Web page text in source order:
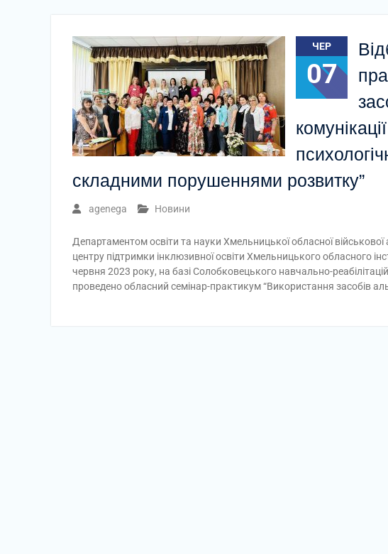
ЧЕР
07
складними порушеннями розвитку”
agenega Новини
Департаментом освіти та науки Хмельницької обласної військової
центру підтримки інклюзивної освіти Хмельницького обласного
червня 2023 року, на базі Солобковецького навчально-
проведено обласний семінар-практикум “Використання засобів